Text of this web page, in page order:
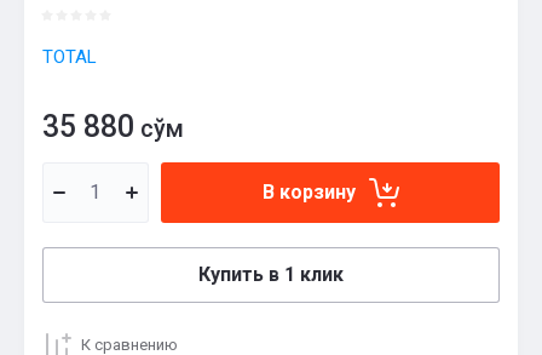
TOTAL
35 880 сўм
В корзину
Купить в 1 клик
К сравнению